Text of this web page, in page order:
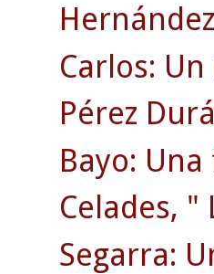
Carlos:
Pérez
Bayo:
Celades, "
Segarra: